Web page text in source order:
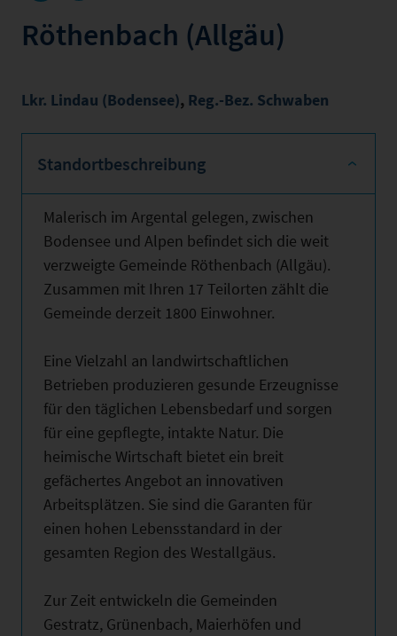
Röthenbach (Allgäu)
Lkr. Lindau (Bodensee), Reg.-Bez. Schwaben
Standortbeschreibung
Malerisch im Argental gelegen, zwischen
Bodensee und Alpen befindet sich die weit
verzweigte Gemeinde Röthenbach (Allgäu).
Zusammen mit Ihren 17 Teilorten zählt die
Gemeinde derzeit 1800 Einwohner.
Eine Vielzahl an landwirtschaftlichen
Betrieben produzieren gesunde Erzeugnisse
für den täglichen Lebensbedarf und sorgen
für eine gepflegte, intakte Natur. Die
heimische Wirtschaft bietet ein breit
gefächertes Angebot an innovativen
Arbeitsplätzen. Sie sind die Garanten für
einen hohen Lebensstandard in der
gesamten Region des Westallgäus.
Zur Zeit entwickeln die Gemeinden
Gestratz, Grünenbach, Maierhöfen und